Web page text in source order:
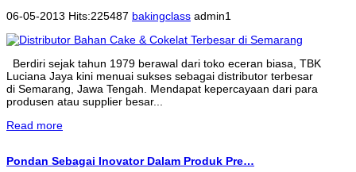
06-05-2013 Hits:225487 bakingclass admin1
Berdiri sejak tahun 1979 berawal dari toko eceran biasa, TBK
Luciana Jaya kini menuai sukses sebagai distributor terbesar
di Semarang, Jawa Tengah. Mendapat kepercayaan dari para
produsen atau supplier besar...
Read more
Pondan Sebagai Inovator Dalam Produk Pre…